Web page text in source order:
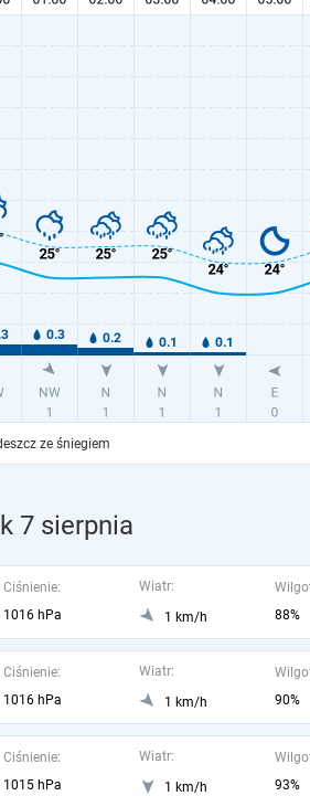
ze śniegiem
7 sierpnia
Ciśnienie:
1016 hPa
Wiatr:
1 km/h
88%
Ciśnienie:
1016 hPa
Wiatr:
1 km/h
90%
Ciśnienie:
1015 hPa
Wiatr:
1 km/h
93%